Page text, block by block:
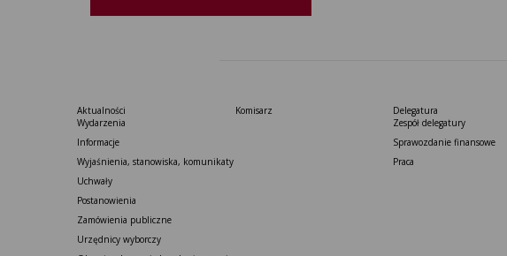
Aktualności
Wydarzenia
Informacje
Wyjaśnienia, stanowiska, komunikaty
Uchwały
Postanowienia
Zamówienia publiczne
Urzędnicy wyborczy
Komisarz
Delegatura
Zespół delegatury
Sprawozdanie finansowe
Praca